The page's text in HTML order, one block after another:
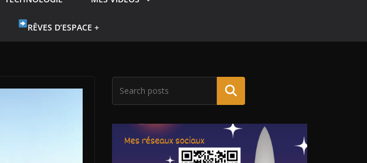
RÊVES D’ESPACE +